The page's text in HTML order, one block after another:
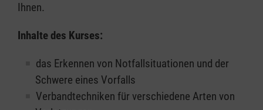
Ihnen.
Inhalte des Kurses:
das Erkennen von Notfallsituationen und der
Schwere eines Vorfalls
Verbandtechniken für verschiedene Arten von